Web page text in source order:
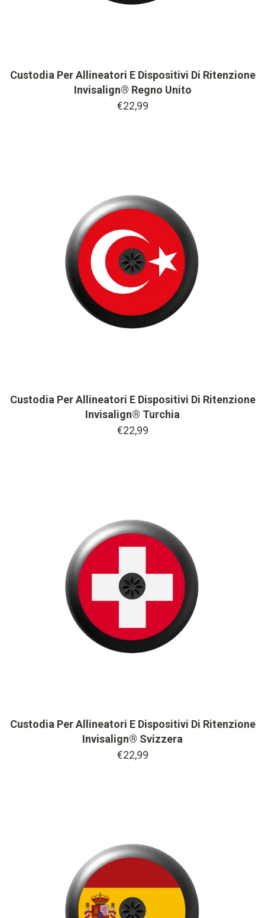
Custodia Per Allineatori E Dispositivi Di Ritenzione
Invisalign® Regno Unito
€22,99
Custodia Per Allineatori E Dispositivi Di Ritenzione
Invisalign® Turchia
€22,99
Custodia Per Allineatori E Dispositivi Di Ritenzione
Invisalign® Svizzera
€22,99